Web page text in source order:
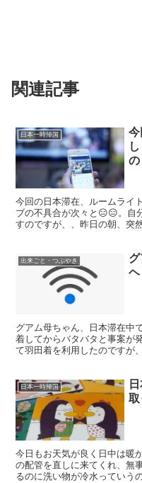
関連記事
日本一時帰国
今
の
今回の日本滞在、ルームライ
ブの不具合が次々と😑😑。自
すのですが、、昨日の朝、突
出来ごと・つぶやき
ヘ
グアム母ちゃん、日本滞在中
着してからバタバタと事案が
て羽田着を利用したのですが
日本一時帰国
取
今日もお天気が良く日中は暖
の配管を直しに来てくれ、無
るのに洗い物が冷水っていう